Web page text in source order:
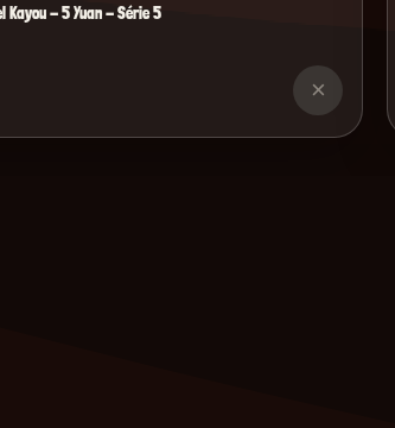
Kayou - 5 Yuan - Série 5
×